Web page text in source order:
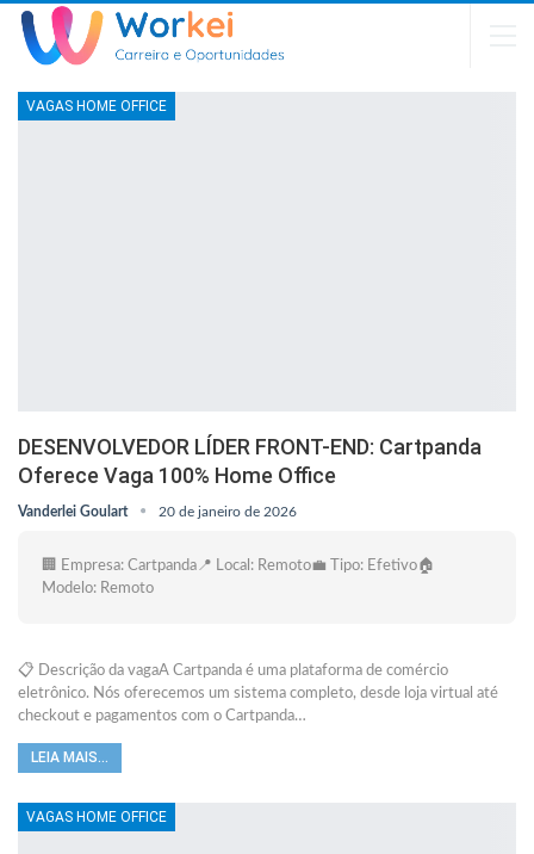
VAGAS HOME OFFICE
DESENVOLVEDOR LÍDER FRONT-END: Cartpanda
Oferece Vaga 100% Home Office
Vanderlei Goulart 20 de janeiro de 2026
🏢 Empresa: Cartpanda📍 Local: Remoto💼 Tipo: Efetivo🏠
Modelo: Remoto
📋 Descrição da vagaA Cartpanda é uma plataforma de comércio
eletrônico. Nós oferecemos um sistema completo, desde loja virtual até
checkout e pagamentos com o Cartpanda…
LEIA MAIS...
VAGAS HOME OFFICE